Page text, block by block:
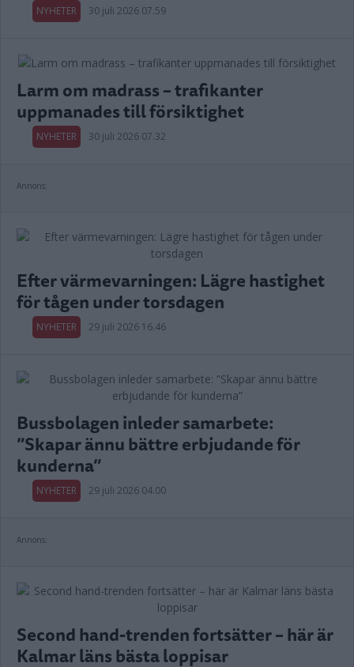
NYHETER 30 juli 2026 07.59
Larm om madrass – trafikanter
uppmanades till försiktighet
NYHETER 30 juli 2026 07.32
Annons:
Efter värmevarningen: Lägre hastighet
för tågen under torsdagen
NYHETER 29 juli 2026 16.46
Bussbolagen inleder samarbete:
”Skapar ännu bättre erbjudande för
kunderna”
NYHETER 29 juli 2026 04.00
Annons:
Second hand-trenden fortsätter – här är
Kalmar läns bästa loppisar